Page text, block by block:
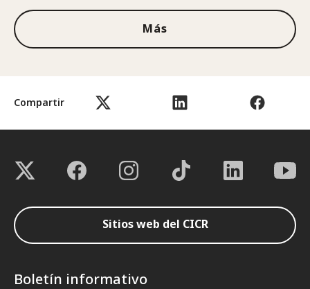
Compartir
Más
Sitios web del CICR
Boletín informativo